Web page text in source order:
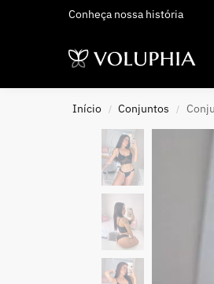
Conheça nossa história
Adicionados
Início / Conjuntos /